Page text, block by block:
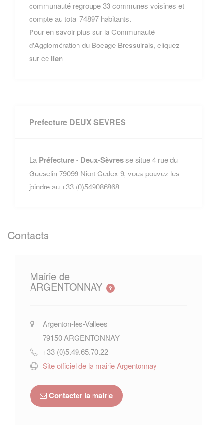
communauté regroupe 33 communes voisines et
compte au total 74897 habitants.
Pour en savoir plus sur la Communauté
d'Agglomération du Bocage Bressuirais, cliquez
sur ce lien
Prefecture DEUX SEVRES
La Préfecture - Deux-Sèvresse situe 4 rue du
Guesclin 79099 Niort Cedex 9, vous pouvez les
joindre au +33 (0)549086868.
Contacts
Mairie de
ARGENTONNAY
Argenton-les-Vallees
79150 ARGENTONNAY
+33 (0)5.49.65.70.22
Site officiel de la mairie Argentonnay
Contacter la mairie